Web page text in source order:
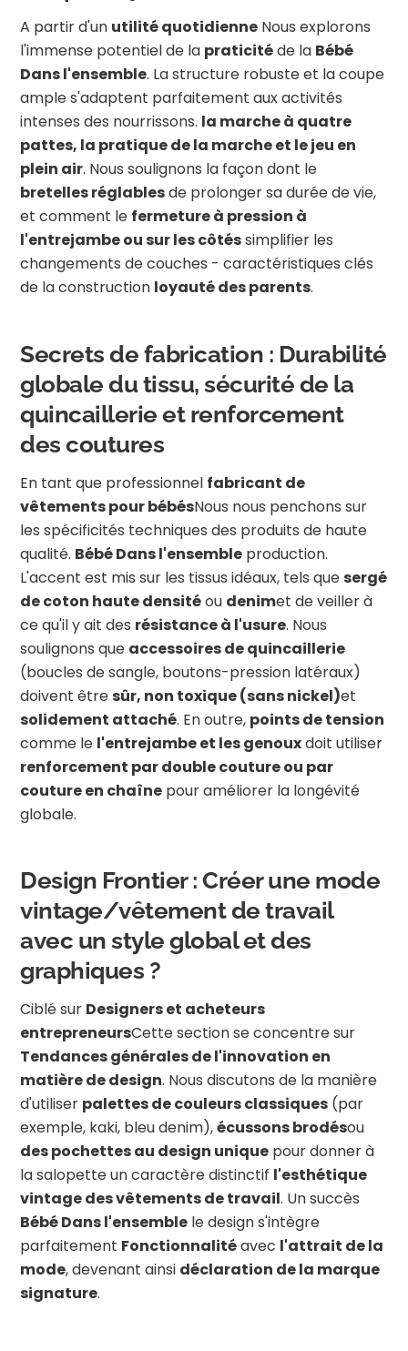
A partir d'un utilité quotidienne Nous explorons
l'immense potentiel de la praticitéde la Bébé
Dans l'ensemble. La structure robuste et la coupe
ample s'adaptent parfaitement aux activités
intenses des nourrissons. la marche à quatre
pattes, la pratique de la marche et le jeu en
plein air. Nous soulignons la façon dont le
bretelles réglablesde prolonger sa durée de vie,
et comment le fermeture à pression à
l'entrejambe ou sur les côtéssimplifier les
changements de couches - caractéristiques clés
de la construction loyauté des parents.
Secrets de fabrication : Durabilité
globale du tissu, sécurité de la
quincaillerie et renforcement
des coutures
En tant que professionnel fabricant de
vêtements pour bébésNous nous penchons sur
les spécificités techniques des produits de haute
qualité. Bébé Dans l'ensemble production.
L'accent est mis sur les tissus idéaux, tels que sergé
de coton haute densitéou denimet de veiller à
ce qu'il y ait des résistance à l'usure. Nous
soulignons que accessoires de quincaillerie
(boucles de sangle, boutons-pression latéraux)
doivent être sûr, non toxique (sans nickel)et
solidement attaché. En outre, points de tension
comme le l'entrejambe et les genouxdoit utiliser
renforcement par double couture ou par
couture en chaîne pour améliorer la longévité
globale.
Design Frontier : Créer une mode
vintage/vêtement de travail
avec un style global et des
graphiques ?
Ciblé sur Designers et acheteurs
entrepreneursCette section se concentre sur
Tendances générales de l'innovation en
matière de design. Nous discutons de la manière
d'utiliser palettes de couleurs classiques (par
exemple, kaki, bleu denim),écussons brodésou
des pochettes au design unique pour donner à
la salopette un caractère distinctif l'esthétique
vintage des vêtements de travail. Un succès
Bébé Dans l'ensemble le design s'intègre
parfaitement Fonctionnalitéavec l'attrait de la
mode, devenant ainsi déclaration de la marque
signature.